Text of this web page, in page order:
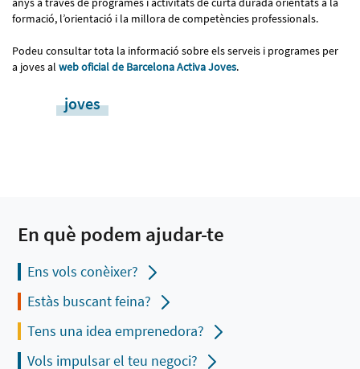
formació, l’orientació i la millora de competències professionals.
Podeu consultar tota la informació sobre els serveis i programes per
a joves al web oficial de Barcelona Activa Joves.
joves
En què podem ajudar-te
Ens vols conèixer?
Estàs buscant feina?
Tens una idea emprenedora?
Vols impulsar el teu negoci?